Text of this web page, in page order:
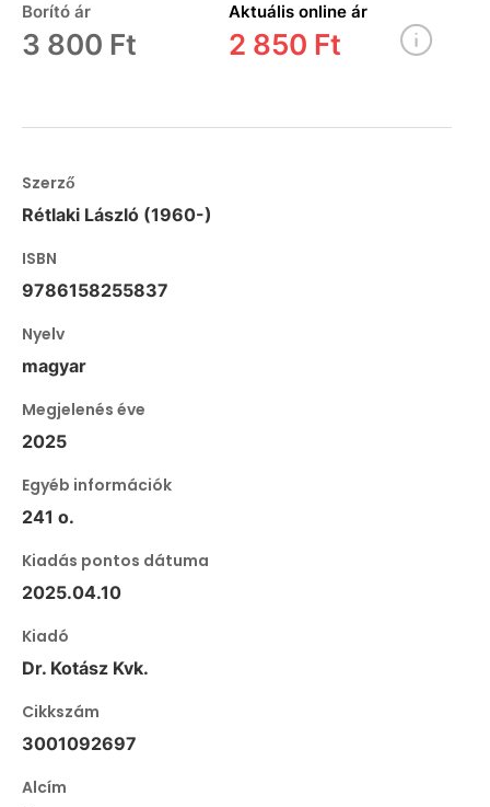
Borító ár
3 800 Ft
Aktuális online ár
2 850 Ft
Szerző
Rétlaki László (1960-)
ISBN
9786158255837
Nyelv
magyar
Megjelenés éve
2025
Egyéb információk
241 o.
Kiadás pontos dátuma
2025.04.10
Kiadó
Dr. Kotász Kvk.
Cikkszám
3001092697
Alcím